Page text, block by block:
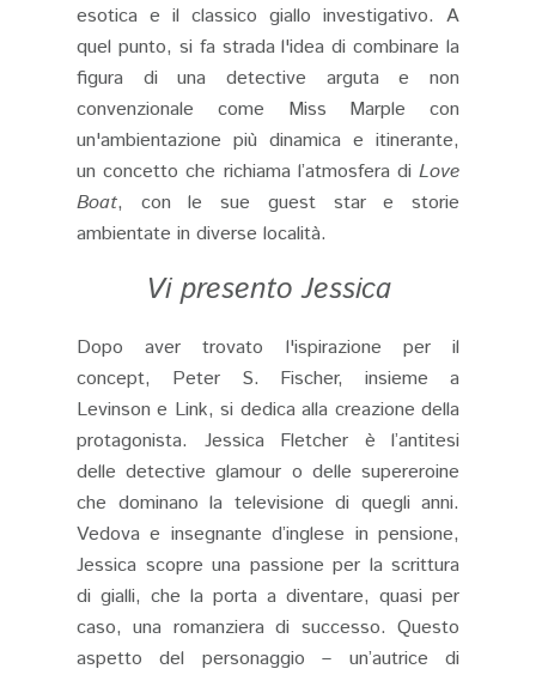
esotica e il classico giallo investigativo. A
quel punto, si fa strada l'idea di combinare la
figura di una detective arguta e non
convenzionale come Miss Marple con
un'ambientazione più dinamica e itinerante,
un concetto che richiama l’atmosfera di Love
Boat, con le sue guest star e storie
ambientate in diverse località​.
Vi presento Jessica
Dopo aver trovato l'ispirazione per il
concept, Peter S. Fischer, insieme a
Levinson e Link, si dedica alla creazione della
protagonista. Jessica Fletcher è l’antitesi
delle detective glamour o delle supereroine
che dominano la televisione di quegli anni.
Vedova e insegnante d’inglese in pensione,
Jessica scopre una passione per la scrittura
di gialli, che la porta a diventare, quasi per
caso, una romanziera di successo. Questo
aspetto del personaggio – un’autrice di